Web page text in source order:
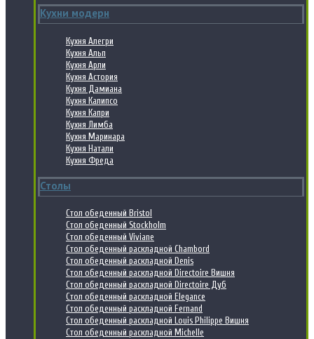
Кухни модерн
Кухня Алегри
Кухня Альп
Кухня Арли
Кухня Астория
Кухня Дамиана
Кухня Калипсо
Кухня Капри
Кухня Лимба
Кухня Маринара
Кухня Натали
Кухня Фреда
Столы
Стол обеденный Bristol
Стол обеденный Stockholm
Стол обеденный Viviane
Стол обеденный раскладной Chambord
Стол обеденный раскладной Denis
Стол обеденный раскладной Directoire Вишня
Стол обеденный раскладной Directoire Дуб
Стол обеденный раскладной Elegance
Стол обеденный раскладной Fernand
Стол обеденный раскладной Louis Philippe Вишня
Стол обеденный раскладной Michelle